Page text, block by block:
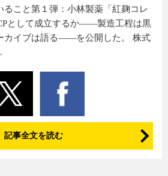
ること第１弾：小林製薬「紅麹コレ
として成立するか――製造工程は黒
カイブは語る――を公開した。 株式
記事全文を読む